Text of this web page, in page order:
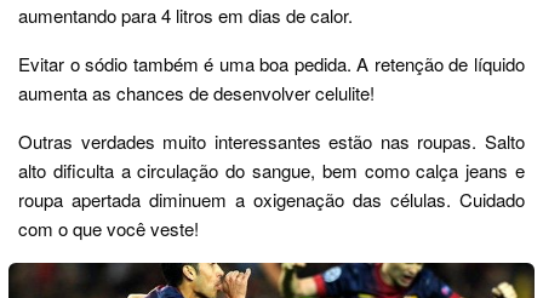
aumentando para 4 litros em dias de calor.
Evitar o sódio também é uma boa pedida. A retenção de líquido
aumenta as chances de desenvolver celulite!
Outras verdades muito interessantes estão nas roupas. Salto
alto dificulta a circulação do sangue, bem como calça jeans e
roupa apertada diminuem a oxigenação das células. Cuidado
com o que você veste!